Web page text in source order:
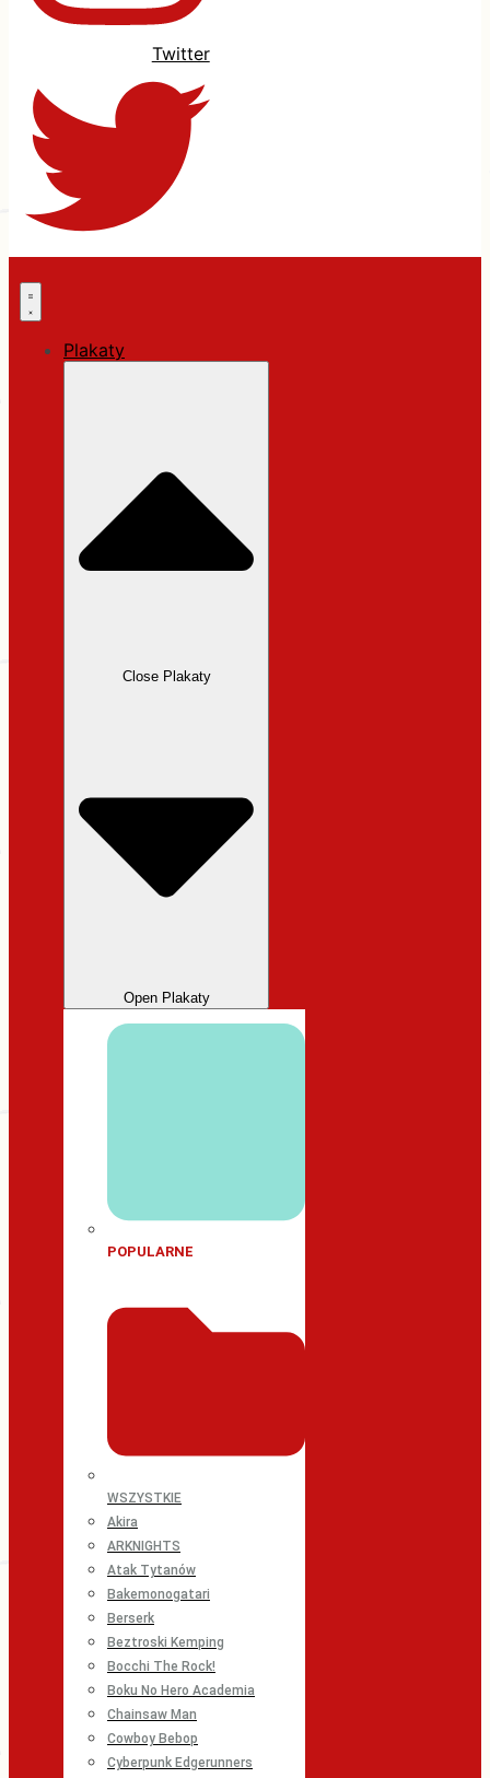
Twitter
Plakaty
Close Plakaty
Open Plakaty
POPULARNE
WSZYSTKIE
Akira
ARKNIGHTS
Atak Tytanów
Bakemonogatari
Berserk
Beztroski Kemping
Bocchi The Rock!
Boku No Hero Academia
Chainsaw Man
Cowboy Bebop
Cyberpunk Edgerunners